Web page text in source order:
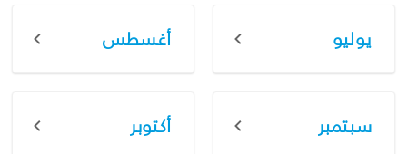
يوليو أغسطس
سبتمبر أكتوبر